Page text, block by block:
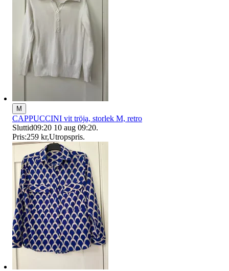
M
CAPPUCCINI vit tröja, storlek M, retro
Sluttid09:20 10 aug 09:20.
Pris:259 kr,Utropspris.